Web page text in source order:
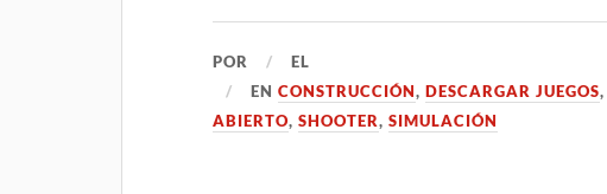
POR
EL
ENCONSTRUCCIÓN,DESCARGAR JUEGOS
ABIERTO,SHOOTER,SIMULACIÓN